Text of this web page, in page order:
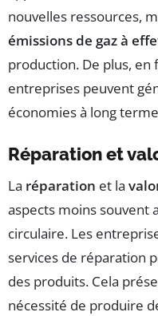
nouvelles ressources,
émissions de gaz à
production. De plus, en
entreprises peuvent
économies à long
Réparation et
La réparation et la
aspects moins souvent
circulaire. Les
services de réparation
des produits. Cela
nécessité de produire